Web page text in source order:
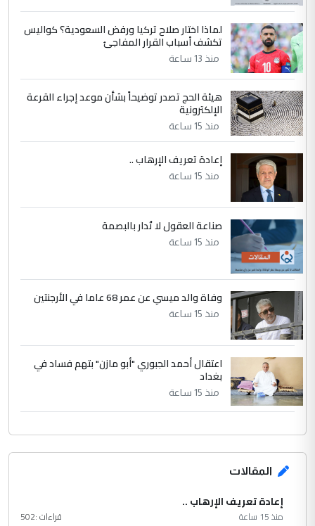
5 عبد الأمير جاسم هليل
التعليق : نحن اباء الطلاب الأوائل على العراق
نتشرف بلقاء السيد احمد الصافي في العتبات
الموضوع :
مكتب السيد احمد الصافي : لا يوجود
لدينا اي حساب على الفيس بوك وتويتر
لماذا اختار صلاح تركيا ورفض السعودية؟ كواليس
تكشف أسباب القرار المفاجئ
منذ 13 ساعة
هيئة الحج تصدر توضيحاً بشأن موعد إجراء القرعة
الإلكترونية
منذ 15 ساعة
إعادة تعريف الإرهاب ..
منذ 15 ساعة
صناعة العقول لا تُدار بالبصمة
منذ 15 ساعة
وفاة والد ميسي عن عمر 68 عاما في الأرجنتين
منذ 15 ساعة
اعتقال أحمد الجبوري "أبو مازن" بتهم فساد في
بغداد
منذ 15 ساعة
المقالات
إعادة تعريف الإرهاب ..
منذ 15 ساعة قراءات :502